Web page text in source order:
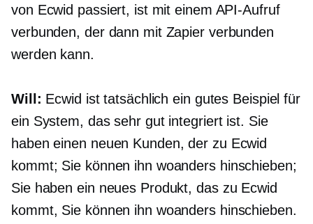
von Ecwid passiert, ist mit einem API-Aufruf
verbunden, der dann mit Zapier verbunden
werden kann.
Will: Ecwid ist tatsächlich ein gutes Beispiel für
ein System, das sehr gut integriert ist. Sie
haben einen neuen Kunden, der zu Ecwid
kommt; Sie können ihn woanders hinschieben;
Sie haben ein neues Produkt, das zu Ecwid
kommt, Sie können ihn woanders hinschieben.